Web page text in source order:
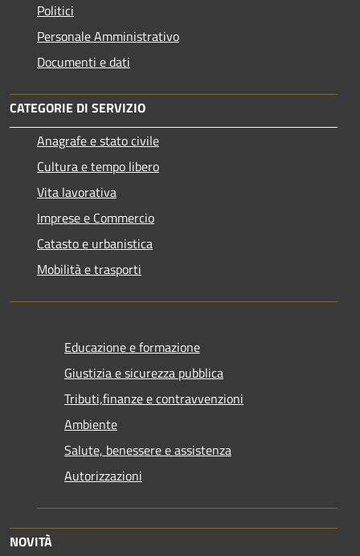
Politici
Personale Amministrativo
Documenti e dati
CATEGORIE DI SERVIZIO
Anagrafe e stato civile
Cultura e tempo libero
Vita lavorativa
Imprese e Commercio
Catasto e urbanistica
Mobilità e trasporti
Educazione e formazione
Giustizia e sicurezza pubblica
Tributi,finanze e contravvenzioni
Ambiente
Salute, benessere e assistenza
Autorizzazioni
NOVITÀ